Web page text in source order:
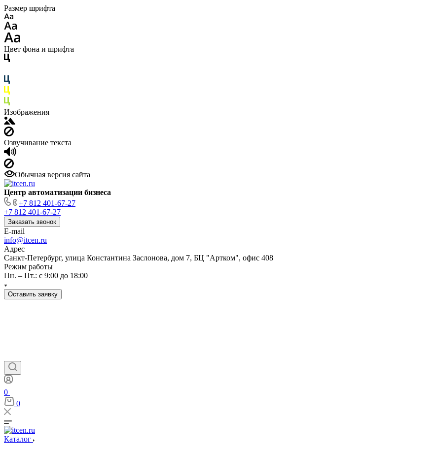
Размер шрифта
Цвет фона и шрифта
Изображения
Озвучивание текста
Обычная версия сайта
Центр автоматизации бизнеса
+7 812 401-67-27
+7 812 401-67-27
Заказать звонок
E-mail
info@itcen.ru
Адрес
Санкт-Петербург, улица Константина Заслонова, дом 7, БЦ "Артком", офис 408
Режим работы
Пн. – Пт.: с 9:00 до 18:00
Оставить заявку
0
0
Каталог